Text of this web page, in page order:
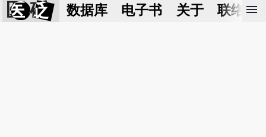
医 砭 数据库 电子书 关于 联络我
menu